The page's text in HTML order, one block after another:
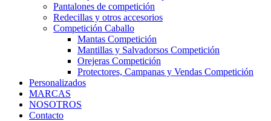
Pantalones de competición
Redecillas y otros accesorios
Competición Caballo
Mantas Competición
Mantillas y Salvadorsos Competición
Orejeras Competición
Protectores, Campanas y Vendas Competición
Personalizados
MARCAS
NOSOTROS
Contacto